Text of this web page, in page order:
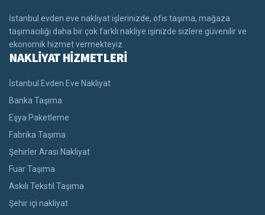
İstanbul evden eve nakliyat işlerinizde, ofis taşıma, mağaza
taşımacılığı daha bir çok farklı nakliye işinizde sizlere güvenilir ve
ekonomik hizmet vermekteyiz.
NAKLİYAT HİZMETLERİ
İstanbul Evden Eve Nakliyat
Banka Taşıma
Eşya Paketleme
Fabrika Taşıma
Şehirler Arası Nakliyat
Fuar Taşıma
Askılı Tekstil Taşıma
Şehir içi nakliyat